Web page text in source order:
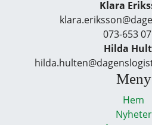
Klara
073-653
Hilda
Meny
Hem
Nyheter